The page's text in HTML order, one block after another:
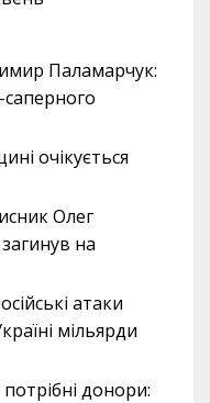
Паламарчук:
очікується
Олег
на
атаки
мільярди
донори: